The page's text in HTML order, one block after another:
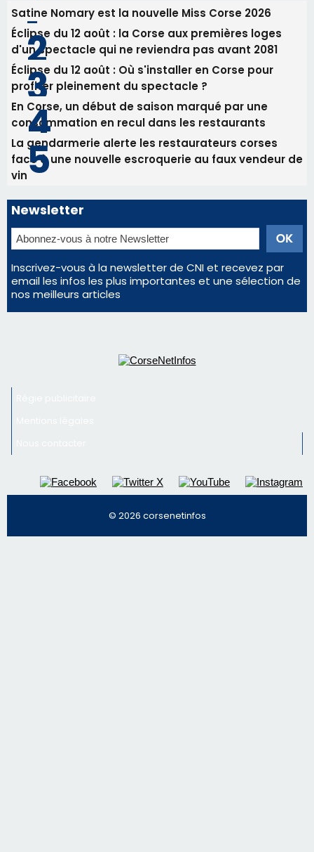
Satine Nomary est la nouvelle Miss Corse 2026
Éclipse du 12 août : la Corse aux premières loges
d'un spectacle qui ne reviendra pas avant 2081
Éclipse du 12 août : Où s'installer en Corse pour
profiter pleinement du spectacle ?
En Corse, un début de saison marqué par une
consommation en recul dans les restaurants
La gendarmerie alerte les restaurateurs corses
face à une nouvelle escroquerie au faux vendeur de
vin
Newsletter
Inscrivez-vous à la newsletter de CNI et recevez par
email les infos les plus importantes et une sélection de
nos meilleurs articles
© 2026 corsenetinfos